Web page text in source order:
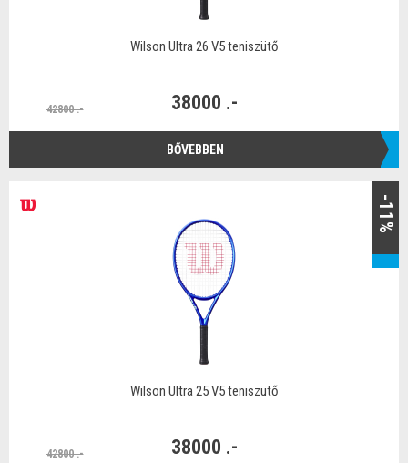
Wilson Ultra 26 V5 teniszütő
42800 .- 38000 .-
BŐVEBBEN
-11%
Wilson Ultra 25 V5 teniszütő
42800 .- 38000 .-